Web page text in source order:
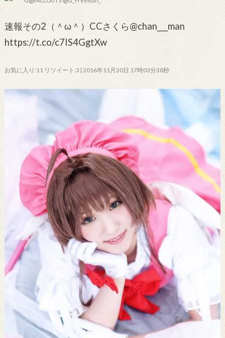
速報その2（＾ω＾）CCさくら@chan___man
https://t.co/c7IS4GgtXw
お気に入り:11 リツイート:3 | 2016年11月20日 17時03分38秒